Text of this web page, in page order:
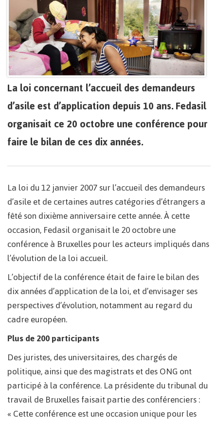
La loi concernant l’accueil des demandeurs
d’asile est d’application depuis 10 ans. Fedasil
organisait ce 20 octobre une conférence pour
faire le bilan de ces dix années.
La loi du 12 janvier 2007 sur l’accueil des demandeurs
d’asile et de certaines autres catégories d’étrangers a
fêté son dixième anniversaire cette année. À cette
occasion, Fedasil organisait le 20 octobre une
conférence à Bruxelles pour les acteurs impliqués dans
l’évolution de la loi accueil.
L’objectif de la conférence était de faire le bilan des
dix années d’application de la loi, et d’envisager ses
perspectives d’évolution, notamment au regard du
cadre européen.
Plus de 200 participants
Des juristes, des universitaires, des chargés de
politique, ainsi que des magistrats et des ONG ont
participé à la conférence. La présidente du tribunal du
travail de Bruxelles faisait partie des conférenciers :
« Cette conférence est une occasion unique pour les